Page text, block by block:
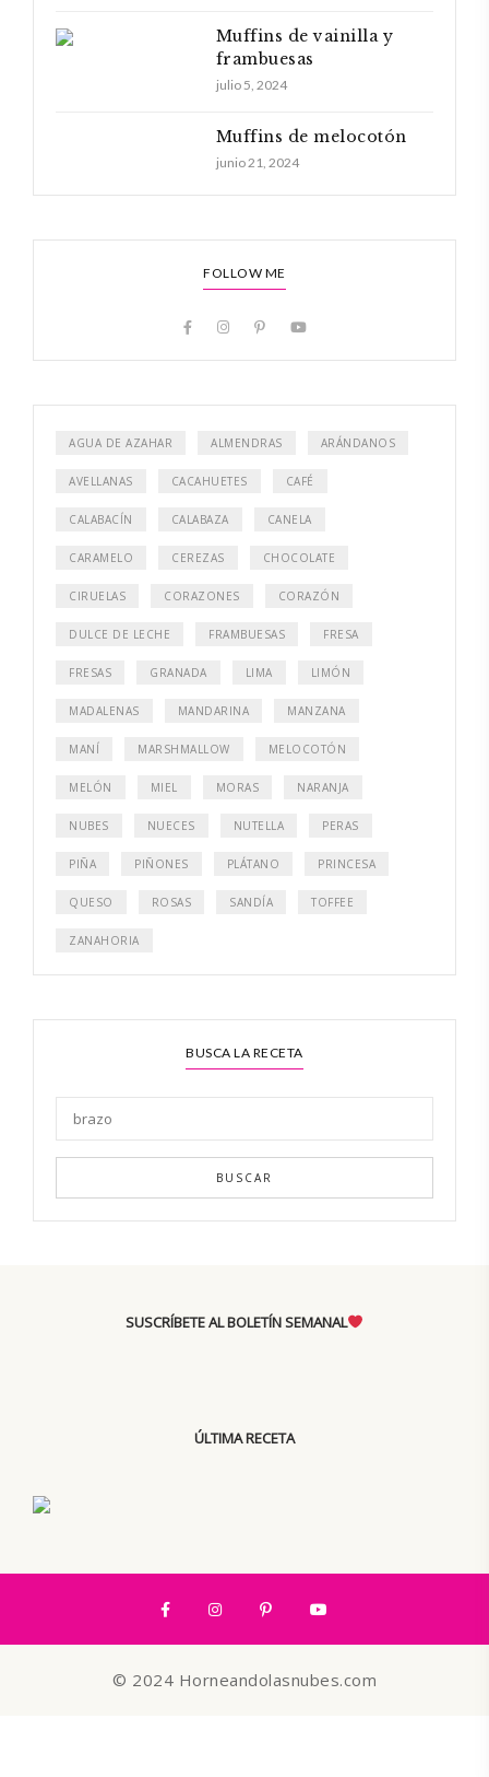
Muffins de vainilla y
frambuesas
julio 5, 2024
Muffins de melocotón
junio 21, 2024
FOLLOW ME
AGUA DE AZAHAR ALMENDRAS ARÁNDANOS
AVELLANAS CACAHUETES CAFÉ
CALABACÍN CALABAZA CANELA
CARAMELO CEREZAS CHOCOLATE
CIRUELAS CORAZONES CORAZÓN
DULCE DE LECHE FRAMBUESAS FRESA
FRESAS GRANADA LIMA LIMÓN
MADALENAS MANDARINA MANZANA
MANÍ MARSHMALLOW MELOCOTÓN
MELÓN MIEL MORAS NARANJA
NUBES NUECES NUTELLA PERAS
PIÑA PIÑONES PLÁTANO PRINCESA
QUESO ROSAS SANDÍA TOFFEE
ZANAHORIA
BUSCA LA RECETA
BUSCAR
SUSCRÍBETE AL BOLETÍN SEMANAL
ÚLTIMA RECETA
© 2024 Horneandolasnubes.com